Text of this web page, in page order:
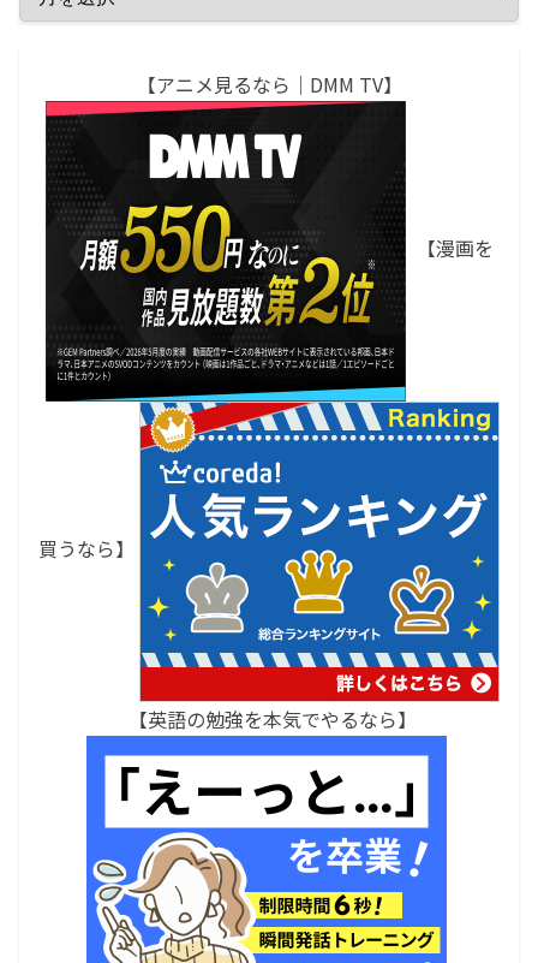
【アニメ見るなら｜DMM TV】
【漫画を
買うなら】
【英語の勉強を本気でやるなら】